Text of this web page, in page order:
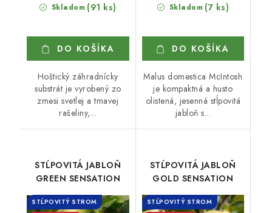
Skladom (91 ks)
DO KOŠÍKA
Hoštický záhradnícky
substrát je vyrobený zo
zmesi svetlej a tmavej
rašeliny,...
Skladom (7 ks)
DO KOŠÍKA
Malus domestica McIntosh
je kompaktná a husto
olistená, jesenná stĺpovitá
jabloň s...
STĹPOVITÁ JABLOŇ
GREEN SENSATION
STĹPOVITÝ STROM
STĹPOVITÁ JABLOŇ
GOLD SENSATION
STĹPOVITÝ STROM